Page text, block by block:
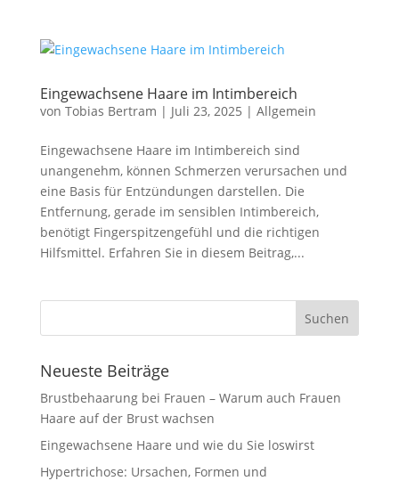
Eingewachsene Haare im Intimbereich
von Tobias Bertram | Juli 23, 2025 | Allgemein
Eingewachsene Haare im Intimbereich sind
unangenehm, können Schmerzen verursachen und
eine Basis für Entzündungen darstellen. Die
Entfernung, gerade im sensiblen Intimbereich,
benötigt Fingerspitzengefühl und die richtigen
Hilfsmittel. Erfahren Sie in diesem Beitrag,...
Neueste Beiträge
Brustbehaarung bei Frauen – Warum auch Frauen
Haare auf der Brust wachsen
Eingewachsene Haare und wie du Sie loswirst
Hypertrichose: Ursachen, Formen und